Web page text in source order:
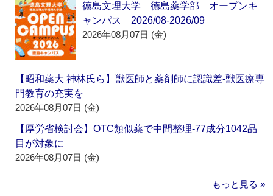
徳島文理大学 徳島薬学部 オープンキ
ャンパス 2026/08-2026/09
2026年08月07日 (金)
【昭和薬大 神林氏ら】獣医師と薬剤師に認識差‐獣医療専
門教育の充実を
2026年08月07日 (金)
【厚労省検討会】OTC類似薬で中間整理‐77成分1042品
目が対象に
2026年08月07日 (金)
もっと見る »